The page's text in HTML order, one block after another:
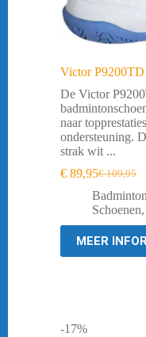
Victor
De Victor
naar
ondersteuning.
strak wit ...
€109,95
prijs
was:
€ 109,95.
€ 89,95Huidige
prijs
is:
€ 89,95.
Schoenen,
MEER
-17%